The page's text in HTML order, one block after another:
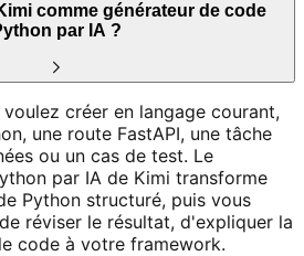
comme générateur de code
par IA ?
créer en langage courant,
une route FastAPI, une tâche
ou un cas de test. Le
par IA de Kimi transforme
Python structuré, puis vous
réviser le résultat, d'expliquer la
code à votre framework.